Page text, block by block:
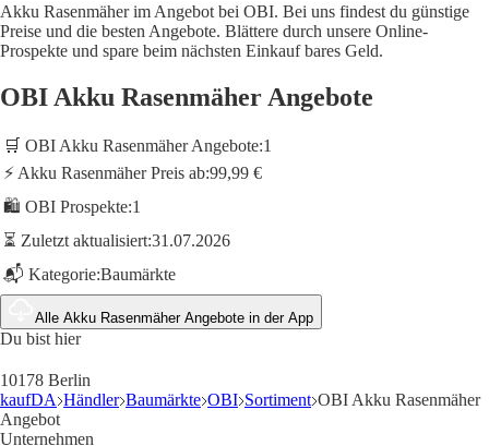
Akku Rasenmäher im Angebot bei OBI. Bei uns findest du günstige
Preise und die besten Angebote. Blättere durch unsere Online-
Prospekte und spare beim nächsten Einkauf bares Geld.
OBI Akku Rasenmäher Angebote
🛒 OBI Akku Rasenmäher Angebote:1
⚡ Akku Rasenmäher Preis ab:99,99 €
🛍️ OBI Prospekte:1
⏳ Zuletzt aktualisiert:31.07.2026
📬 Kategorie:Baumärkte
Alle Akku Rasenmäher Angebote in der App
Du bist hier
10178 Berlin
kaufDA Händler Baumärkte OBI Sortiment OBI Akku Rasenmäher
Angebot
Unternehmen